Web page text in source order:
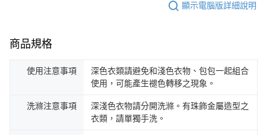
顯示電腦版詳細說明
商品規格
使用注意事項
深色衣類請避免和淺色衣物、包包一起組合
使用，可能產生褪色轉移之現象。
洗滌注意事項
深淺色衣物請分開洗滌。有珠飾金屬造型之
衣類，請單獨手洗。